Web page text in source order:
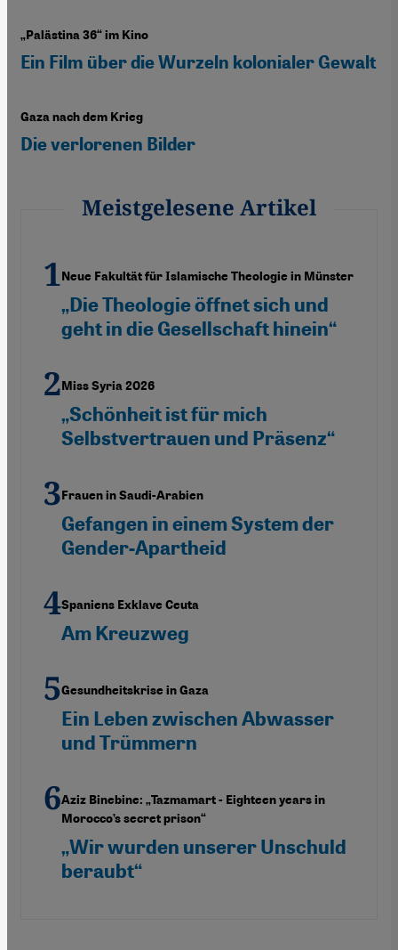
„Palästina 36“ im Kino
Ein Film über die Wurzeln kolonialer Gewalt
Gaza nach dem Krieg
Die verlorenen Bilder
Meistgelesene Artikel
Neue Fakultät für Islamische Theologie in Münster
„Die Theologie öffnet sich und
geht in die Gesellschaft hinein“
Miss Syria 2026
„Schönheit ist für mich
Selbstvertrauen und Präsenz“
Frauen in Saudi-Arabien
Gefangen in einem System der
Gender-Apartheid
Spaniens Exklave Ceuta
Am Kreuzweg
Gesundheitskrise in Gaza
Ein Leben zwischen Abwasser
und Trümmern
Aziz Binebine: „Tazmamart - Eighteen years in
Morocco’s secret prison“
„Wir wurden unserer Unschuld
beraubt“